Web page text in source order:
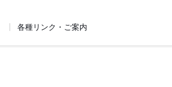
各種リンク・ご案内